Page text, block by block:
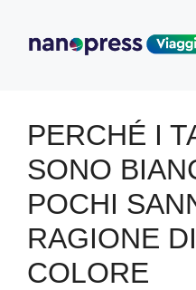
contenuto
PERCHÉ I
SONO
POCHI
RAGIONE
COLORE